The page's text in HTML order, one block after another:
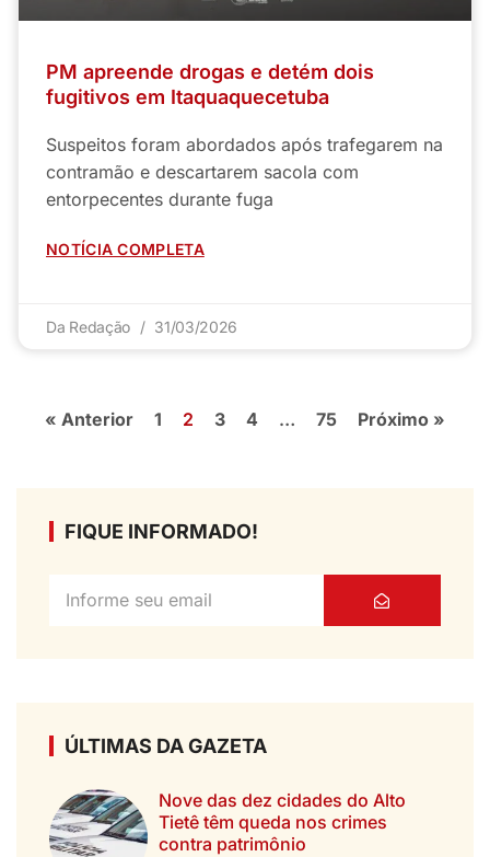
PM apreende drogas e detém dois
fugitivos em Itaquaquecetuba
Suspeitos foram abordados após trafegarem na
contramão e descartarem sacola com
entorpecentes durante fuga
NOTÍCIA COMPLETA
Da Redação 31/03/2026
« Anterior 1 2 3 4 … 75 Próximo »
FIQUE INFORMADO!
ÚLTIMAS DA GAZETA
Nove das dez cidades do Alto
Tietê têm queda nos crimes
contra patrimônio